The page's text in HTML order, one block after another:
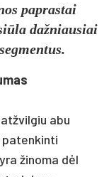
paprastai
dažniausiai
abu
patenkinti
žinoma dėl